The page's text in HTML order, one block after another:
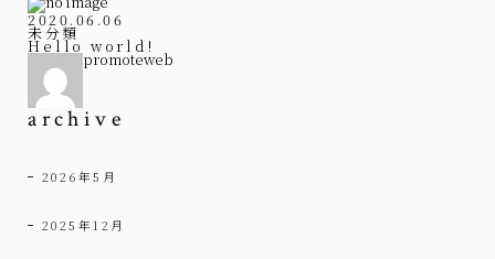
2020.06.06
未分類
Hello world!
promoteweb
archive
2026年5月
2025年12月